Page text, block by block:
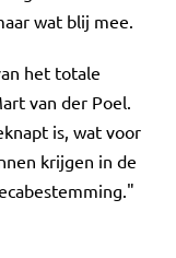
wat blij mee.
het totale
van der Poel.
is, wat voor
krijgen in de